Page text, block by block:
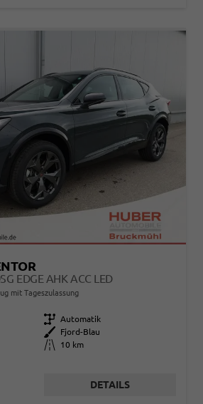
EDGE AHK ACC LED
mit Tageszulassung
Getriebe Automatik
Außenfarbe
Fjord-Blau
Kilometerstand
10 km
DETAILS